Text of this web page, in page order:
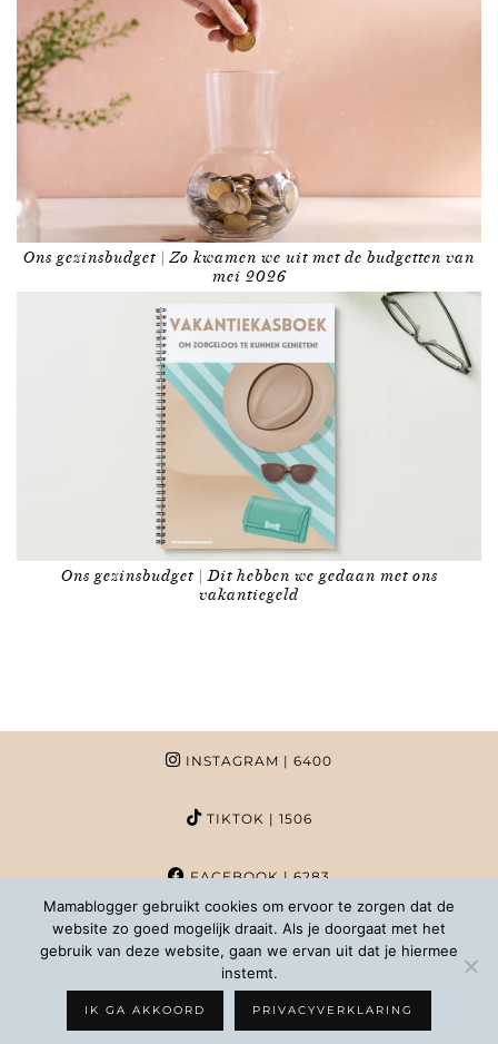
Ons gezinsbudget | Zo kwamen we uit met de budgetten van
mei 2026
Ons gezinsbudget | Dit hebben we gedaan met ons
vakantiegeld
INSTAGRAM | 6400
TIKTOK | 1506
FACEBOOK| 6283
PINTEREST | 1020
WORDPRESS THEMES BYpipdig
Mamablogger gebruikt cookies om ervoor te zorgen dat de
website zo goed mogelijk draait. Als je doorgaat met het
gebruik van deze website, gaan we ervan uit dat je hiermee
instemt.
IK GA AKKOORD PRIVACYVERKLARING